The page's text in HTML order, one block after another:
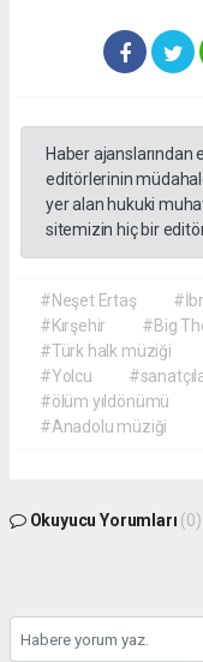
Haber
editörlerinin
yer alan hukuki
sitemizin hiç bir
#Neşet Ertaş
#Kırşehir
#Big
#Türk halk müziği
#Yolcu
#ölüm yıldönümü
#Anadolu müziği
Okuyucu Yorumları (0)